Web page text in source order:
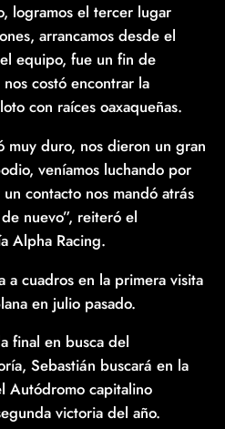
logramos el tercer lugar
arrancamos desde el
equipo, fue un fin de
costó encontrar la
con raíces oaxaqueñas.
muy duro, nos dieron un gran
veníamos luchando por
contacto nos mandó atrás
nuevo”, reiteró el
Alpha Racing.
a cuadros en la primera visita
en julio pasado.
final en busca del
Sebastián buscará en la
Autódromo capitalino
victoria del año.